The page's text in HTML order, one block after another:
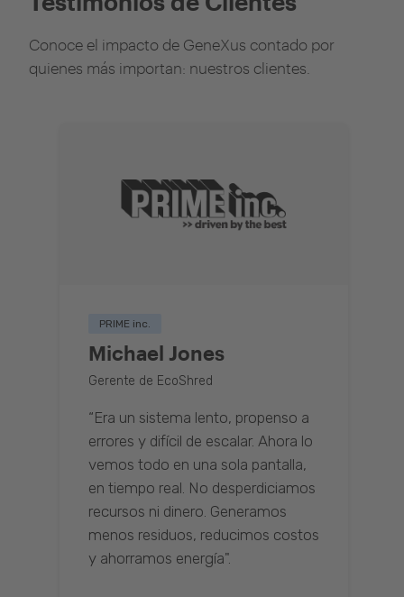
Conoce el impacto de GeneXus contado por
quienes más importan: nuestros clientes.
PRIME inc.
Michael Jones
Gerente de EcoShred
“Era un sistema lento, propenso a
errores y difícil de escalar. Ahora lo
vemos todo en una sola pantalla,
en tiempo real. No desperdiciamos
recursos ni dinero. Generamos
menos residuos, reducimos costos
y ahorramos energía".